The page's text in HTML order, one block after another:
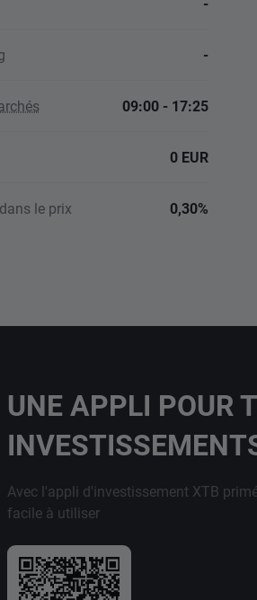
-
09:00 - 17:25
0 EUR
le prix 0,30%
UNE APPLI POUR
Avec l'appli d'investissement XTB
facile à utiliser